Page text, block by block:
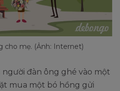
cho mẹ. (Ảnh: Internet)
đàn ông ghé vào một
mua một bó hồng gửi